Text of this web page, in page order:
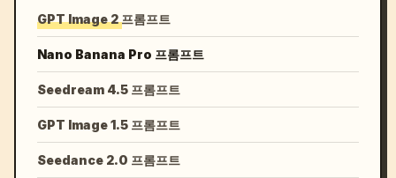
GPT Image 2 프롬프트
Nano Banana Pro 프롬프트
Seedream 4.5 프롬프트
GPT Image 1.5 프롬프트
Seedance 2.0 프롬프트